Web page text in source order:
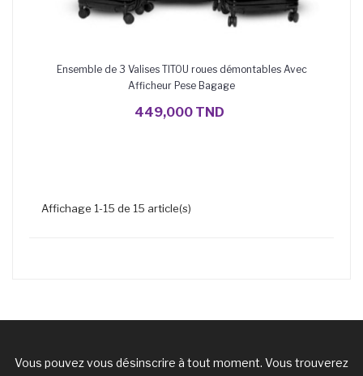
Ensemble de 3 Valises TITOU roues démontables Avec
Afficheur Pese Bagage
449,000 TND
AJOUTER AU PANIER
Affichage 1-15 de 15 article(s)
Vous pouvez vous désinscrire à tout moment. Vous trouverez